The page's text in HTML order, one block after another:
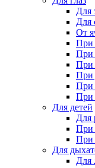
Для
Для
От
При
При
При
При
При
При
Для детей
Для
При
При
Для
Для